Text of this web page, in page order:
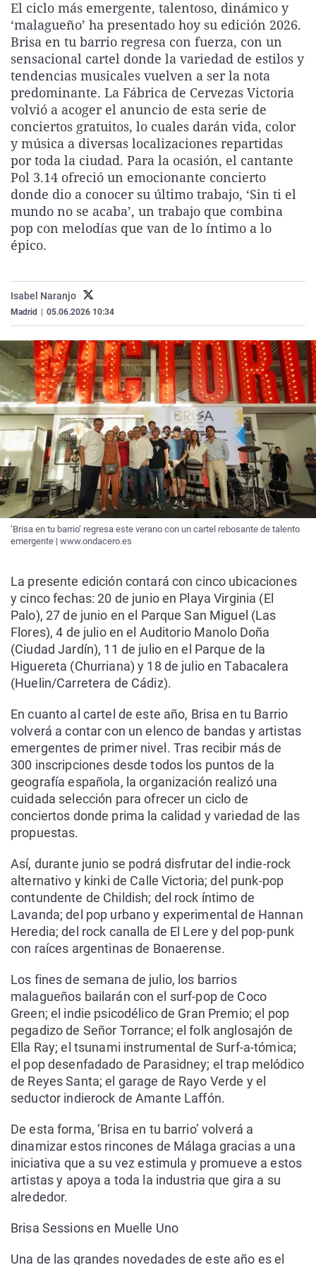
La rosa de los vientos
Gente viajera
Como el perro y el
Caso
Retornados
Equipo de
Operación Viuda
Extremadura
Galicia
La Rioja
País Vasco
Virales
Televisión
Elecciones
El ciclo más emergente, talentoso, dinámico y
‘malagueño’ ha presentado hoy su edición 2026.
Brisa en tu barrio regresa con fuerza, con un
sensacional cartel donde la variedad de estilos y
tendencias musicales vuelven a ser la nota
predominante. La Fábrica de Cervezas Victoria
volvió a acoger el anuncio de esta serie de
conciertos gratuitos, lo cuales darán vida, color
y música a diversas localizaciones repartidas
por toda la ciudad. Para la ocasión, el cantante
Pol 3.14 ofreció un emocionante concierto
donde dio a conocer su último trabajo, ‘Sin ti el
mundo no se acaba’, un trabajo que combina
pop con melodías que van de lo íntimo a lo
épico.
Isabel Naranjo
Madrid 05.06.2026 10:34
‘Brisa en tu barrio’ regresa este verano con un cartel rebosante de talento
emergente | www.ondacero.es
La presente edición contará con cinco ubicaciones
y cinco fechas: 20 de junio en Playa Virginia (El
Palo), 27 de junio en el Parque San Miguel (Las
Flores), 4 de julio en el Auditorio Manolo Doña
(Ciudad Jardín), 11 de julio en el Parque de la
Higuereta (Churriana) y 18 de julio en Tabacalera
(Huelin/Carretera de Cádiz).
En cuanto al cartel de este año, Brisa en tu Barrio
volverá a contar con un elenco de bandas y artistas
emergentes de primer nivel. Tras recibir más de
300 inscripciones desde todos los puntos de la
geografía española, la organización realizó una
cuidada selección para ofrecer un ciclo de
conciertos donde prima la calidad y variedad de las
propuestas.
Así, durante junio se podrá disfrutar del indie-rock
alternativo y kinki de Calle Victoria; del punk-pop
contundente de Childish; del rock íntimo de
Lavanda; del pop urbano y experimental de Hannan
Heredia; del rock canalla de El Lere y del pop-punk
con raíces argentinas de Bonaerense.
Los fines de semana de julio, los barrios
malagueños bailarán con el surf-pop de Coco
Green; el indie psicodélico de Gran Premio; el pop
pegadizo de Señor Torrance; el folk anglosajón de
Ella Ray; el tsunami instrumental de Surf-a-tómica;
el pop desenfadado de Parasidney; el trap melódico
de Reyes Santa; el garage de Rayo Verde y el
seductor indierock de Amante Laffón.
De esta forma, ‘Brisa en tu barrio’ volverá a
dinamizar estos rincones de Málaga gracias a una
iniciativa que a su vez estimula y promueve a estos
artistas y apoya a toda la industria que gira a su
alrededor.
Brisa Sessions en Muelle Uno
Una de las grandes novedades de este año es el